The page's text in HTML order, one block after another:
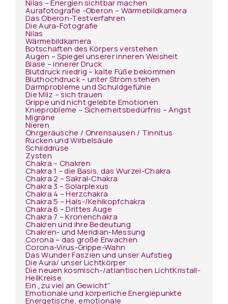
Nilas – Energien sichtbar machen
Aurafotografie -Oberon – Wärmebildkamera
Das Oberon-Testverfahren
Die Aura-Fotografie
Nilas
Wärmebildkamera
Botschaften des Körpers verstehen
Augen – Spiegel unserer inneren Weisheit
Blase – innerer Druck
Blutdruck niedrig – kalte Füße bekommen
Bluthochdruck – unter Strom stehen
Darmprobleme und Schuldgefühle
Die Milz – sich trauen
Grippe und nicht gelebte Emotionen
Knieprobleme – Sicherheitsbedürfnis – Angst
Migräne
Nieren
Ohrgeräusche / Ohrensausen / Tinnitus
Rücken und Wirbelsäule
Schilddrüse
Zysten
Chakra – Chakren
Chakra 1 – die Basis, das Wurzel-Chakra
Chakra 2 – Sakral-Chakra
Chakra 3 – Solarplexus
Chakra 4 – Herzchakra
Chakra 5 – Hals-/Kehlkopfchakra
Chakra 6 – Drittes Auge
Chakra 7 – Kronenchakra
Chakren und ihre Bedeutung
Chakren- und Meridian-Messung
Corona – das große Erwachen
Corona-Virus-Grippe-Wahn
Das Wunder Faszien und unser Aufstieg
Die Aura/ unser Lichtkörper
Die neuen kosmisch-/atlantischen LichtKristall-
HeilKreise
Ein „zu viel an Gewicht“
Emotionale und körperliche Energiepunkte
Energetische, emotionale